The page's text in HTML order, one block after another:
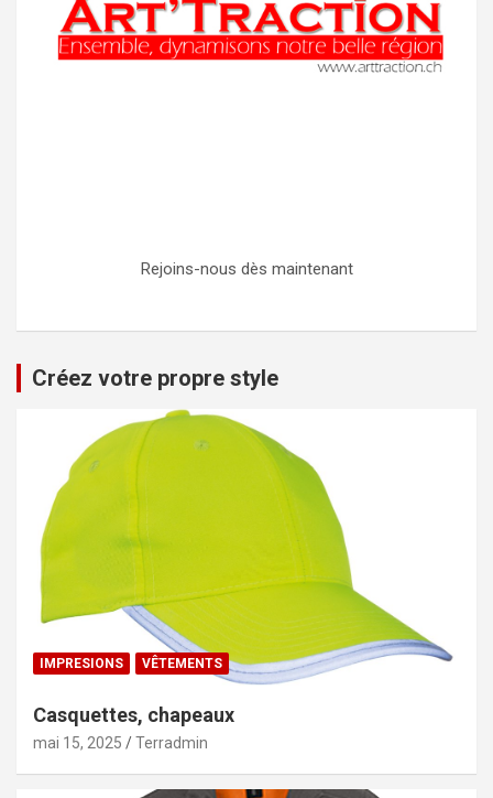
Rejoins-nous dès maintenant
Créez votre propre style
IMPRESIONS VÊTEMENTS
Casquettes, chapeaux
mai 15, 2025 Terradmin